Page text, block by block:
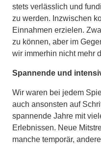
stets verlässlich und
zu werden. Inzwischen
Einnahmen erzielen.
zu können, aber im
wir immerhin nicht mehr
Spannende und
Wir waren bei jedem
auch ansonsten auf
spannende Jahre mit
Erlebnissen. Neue
manche temporär,